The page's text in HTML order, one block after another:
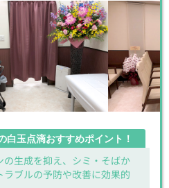
白玉点滴おすすめポイント！
生成を抑え、シミ・そばか
ブルの予防や改善に効果的